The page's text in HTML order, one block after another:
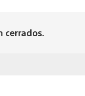
cerrados.